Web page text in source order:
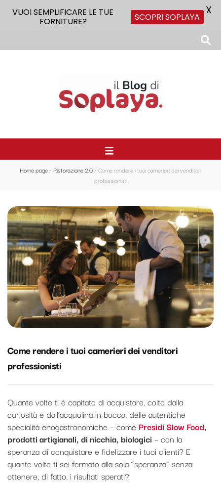
Home page/ Ristorazione 2.0/Come rendere i tuoi camerieri dei venditori
professionisti
Come rendere i tuoi camerieri dei venditori
professionisti
Quante volte ti è capitato di acquistare, colto dalla
curiosità e dall’acquolina in bocca, delle autentiche
specialità enogastronomiche – come Presidi Slow Food,
prodotti artigianali, di nicchia, biologici – con la
speranza di conquistare e fidelizzare i tuoi clienti? E
quante volte ti sei fermato alla sola “speranza” senza
ottenere, di fatto, i risultati sperati?
VUOI SEMPLIFICARE LE TUE
FORNITURE?
SCOPRI SOPLAYA X